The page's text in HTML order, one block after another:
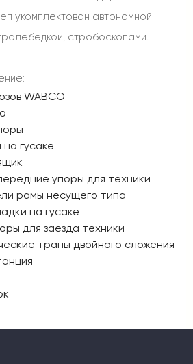
укомплектован автономной
стробоскопами.
WABCO
гусаке
упоры для техники
рамы несущего типа
на гусаке
для заезда техники
трапы двойного сложения